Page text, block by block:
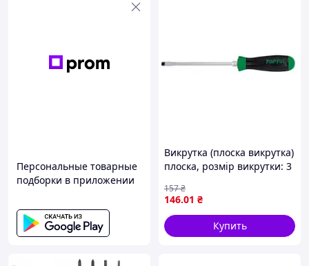
Персональные товарные
подборки в приложении
Викрутка (плоска викрутка)
плоска, розмір викрутки: 3
довжина 2: 162 мм, ручка:
проти ковзання,
накінечник:
146.01 ₴
157₴
Купить